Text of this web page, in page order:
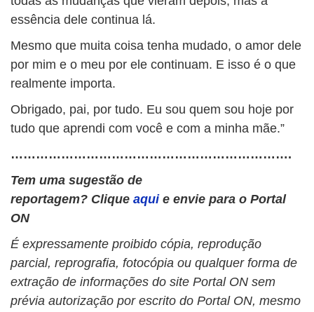
essência dele continua lá.
Mesmo que muita coisa tenha mudado, o amor dele
por mim e o meu por ele continuam. E isso é o que
realmente importa.
Obrigado, pai, por tudo. Eu sou quem sou hoje por
tudo que aprendi com você e com a minha mãe.”
………………………………………………………….
Tem uma sugestão de
reportagem? Clique aqui e envie para o Portal
ON
É expressamente proibido cópia, reprodução
parcial, reprografia, fotocópia ou qualquer forma de
extração de informações do site Portal ON sem
prévia autorização por escrito do Portal ON, mesmo